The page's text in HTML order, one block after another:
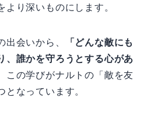
より深いものにします。
出会いから、
「どんな敵にも
、誰かを守ろうとする心があ
この学びがナルトの「敵を友
となっています。